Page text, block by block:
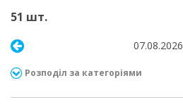
51 шт.
07.08.2026
Розподіл за категоріями